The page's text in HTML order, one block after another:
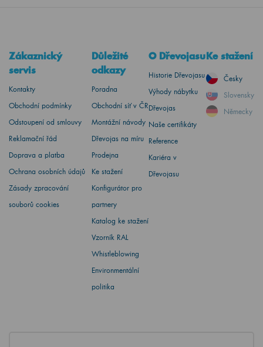
Zákaznický
servis
Kontakty
Obchodní podmínky
Odstoupení od smlouvy
Reklamační řád
Doprava a platba
Ochrana osobních údajů
Zásady zpracování
souborů cookies
Důležité
odkazy
Poradna
Obchodní síť v ČR
Montážní návody
Dřevojas na míru
Prodejna
Ke stažení
Konfigurátor pro
partnery
Katalog ke stažení
Vzorník RAL
Whistleblowing
Environmentální
politika
O Dřevojasu
Historie Dřevojasu
Výhody nábytku
Dřevojas
Naše certifikáty
Reference
Kariéra v
Dřevojasu
Ke stažení
Česky
Slovensky
Německy